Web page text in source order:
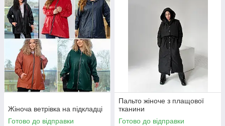
Жіноча ветрівка на підкладці
Готово до відправки
Пальто жіноче з плащової
тканини
Готово до відправки